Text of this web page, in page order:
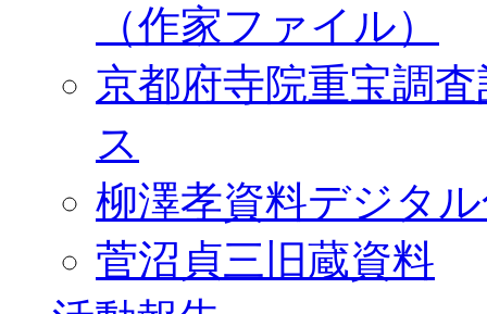
（作家ファイル）
京都府寺院重宝調
ス
柳澤孝資料デジタ
菅沼貞三旧蔵資料